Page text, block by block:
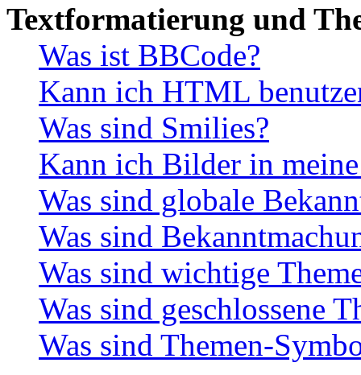
Textformatierung und
Was ist BBCode?
Kann ich HTML
Was sind Smilies?
Kann ich Bilder in
Was sind globale
Was sind
Was sind wichtige
Was sind geschlossene
Was sind Themen-